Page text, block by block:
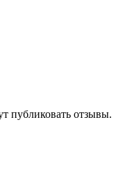
публиковать отзывы.